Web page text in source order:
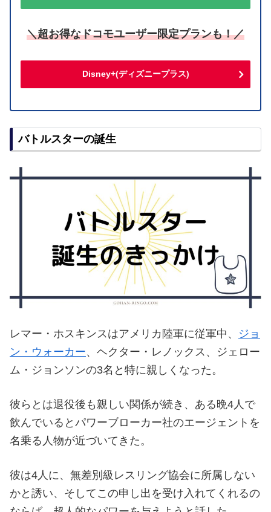
＼超お得なドコモユーザー限定プランも！／
Disney+(ディズニープラス)
バトルスターの誕生
レマー・ホスキンスはアメリカ陸軍に従軍中、 ジョ
ン・ウォーカー、ヘクター・レノックス、ジェロー
ム・ジョンソンの3名と特に親しくなった。
彼らとは退役後も親しい関係が続き、ある晩4人で
飲んでいるとパワーブローカー社のエージェントを
名乗る人物が近づいてきた。
彼は4人に、無差別級レスリング協会に所属しない
かと誘い、そしてこの申し出を受け入れてくれるの